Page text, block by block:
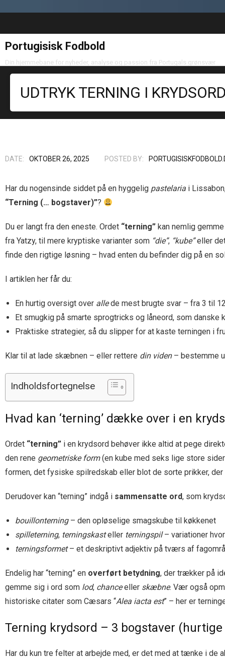
Portugisisk Fodbold
Din hjemmebane for nyheder, analyse og passion fra Portugals grønsvær
UDTRYK TERNING I
DATE: OKTOBER 26, 2025 POSTED BY:
Har du nogensinde siddet på en hyggelig pastelaria i
“Terning (… bogstaver)”?
Du er langt fra den eneste. Ordet “terning” kan nemlig
fra Yatzy, til mere kryptiske varianter som “die”, “kube”eller
finde den rigtige løsning – hvad enten du befinder dig på en
I artiklen her får du:
En hurtig oversigt over allede mest brugte svar – fra 3 til
Et smugkig på smarte sprogtricks og låneord, som
Praktiske strategier, så du slipper for at kaste terningen i
Klar til at lade skæbnen – eller rettere din viden– bestemme
Indholdsfortegnelse
Hvad kan ‘terning’ dække over i en
Ordet “terning” i en krydsord behøver ikke altid at pege
den rene geometriske form(en kube med seks lige store
formen, det fysiske spilredskab eller blot de sorte prikker,
Derudover kan “terning” indgå i sammensatte ord, som
bouillonterning– den opløselige smagskube til køkkenet
spilleterning, terningskasteller terningspil– variationer
terningsformet– et deskriptivt adjektiv på tværs af
Endelig har “terning” en overført betydning, der trækker på
gemme sig i ord som lod, chanceeller skæbne. Vær også
historiske citater som Cæsars “Alea iacta est” – her er
Terning krydsord – 3 bogstaver
Har du kun tre felter at arbejde med, er det med at tænke i